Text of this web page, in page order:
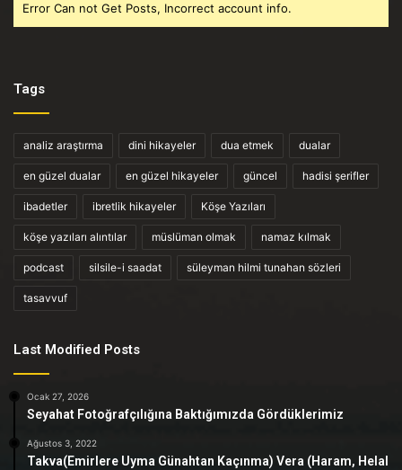
Error Can not Get Posts, Incorrect account info.
Tags
analiz araştırma dini hikayeler dua etmek dualar
en güzel dualar en güzel hikayeler güncel hadisi şerifler
ibadetler ibretlik hikayeler Köşe Yazıları
köşe yazıları alıntılar müslüman olmak namaz kılmak
podcast silsile-i saadat süleyman hilmi tunahan sözleri
tasavvuf
Last Modified Posts
Ocak 27, 2026
Seyahat Fotoğrafçılığına Baktığımızda Gördüklerimiz
Ağustos 3, 2022
Takva(Emirlere Uyma Günahtan Kaçınma) Vera (Haram, Helal